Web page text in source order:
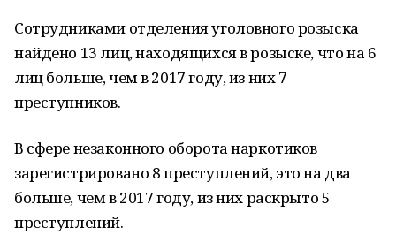
Сотрудниками отделения уголовного ро­зыска
найдено 13 лиц, находящихся в розы­ске, что на 6
лиц больше, чем в 2017 году, из них 7
преступников.
В сфере незаконного оборота наркоти­ков
зарегистрировано 8 преступлений, это на два
больше, чем в 2017 году, из них рас­крыто 5
преступлений.